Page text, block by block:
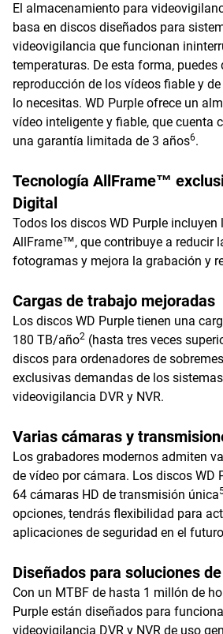
El almacenamiento para
basa en discos diseñados para
videovigilancia que funcionan
temperaturas. De esta forma, puedes
reproducción de los vídeos fiable y
lo necesitas. WD Purple ofrece un
vídeo inteligente y fiable, que cuenta
una garantía limitada de 3 años6.
Tecnología AllFrame™
Digital
Todos los discos WD Purple incluyen
AllFrame™, que contribuye a reducir
fotogramas y mejora la grabación y
Cargas de trabajo mejoradas
Los discos WD Purple tienen una
180 TB/año2 (hasta tres veces
discos para ordenadores de
exclusivas demandas de los
videovigilancia DVR y NVR.
Varias cámaras y
Los grabadores modernos admiten
de vídeo por cámara. Los discos WD
64 cámaras HD de transmisión única
opciones, tendrás flexibilidad para
aplicaciones de seguridad en el
Diseñados para soluciones
Con un MTBF de hasta 1 millón de
Purple están diseñados para
videovigilancia DVR y NVR de uso